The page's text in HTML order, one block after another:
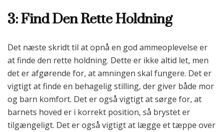
3: Find Den Rette Holdning
Det næste skridt til at opnå en god ammeoplevelse er
at finde den rette holdning. Dette er ikke altid let, men
det er afgørende for, at amningen skal fungere. Det er
vigtigt at finde en behagelig stilling, der giver både mor
og barn komfort. Det er også vigtigt at sørge for, at
barnets hoved er i korrekt position, så brystet er
tilgængeligt. Det er også vigtigt at lægge et tæppe over